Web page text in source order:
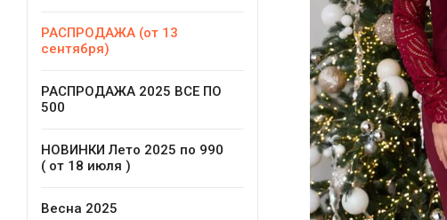
РАСПРОДАЖА (от 13
сентября)
РАСПРОДАЖА 2025 ВСЕ ПО
500
НОВИНКИ Лето 2025 по 990
( от 18 июля )
Весна 2025